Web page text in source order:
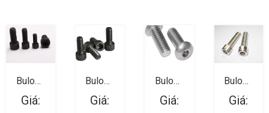
Bulong
Trong 11
Giá:
Bulong
Trong 10
Giá:
Bulong
Trong 09
Giá:
Bulong
Trong 08
Giá: